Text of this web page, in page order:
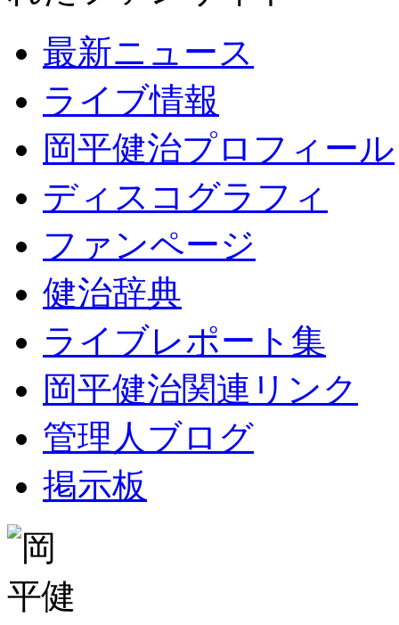
最新ニュース
ライブ情報
岡平健治プロフィール
ディスコグラフィ
ファンページ
健治辞典
ライブレポート集
岡平健治関連リンク
管理人ブログ
掲示板